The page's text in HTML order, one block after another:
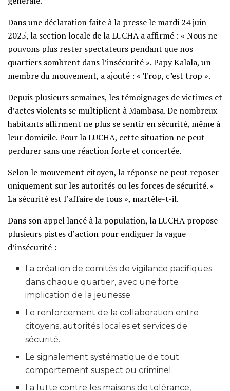
Dans une déclaration faite à la presse le mardi 24 juin
2025, la section locale de la LUCHA a affirmé : « Nous ne
pouvons plus rester spectateurs pendant que nos
quartiers sombrent dans l’insécurité ». Papy Kalala, un
membre du mouvement, a ajouté : « Trop, c’est trop ».
Depuis plusieurs semaines, les témoignages de victimes et
d’actes violents se multiplient à Mambasa. De nombreux
habitants affirment ne plus se sentir en sécurité, même à
leur domicile. Pour la LUCHA, cette situation ne peut
perdurer sans une réaction forte et concertée.
Selon le mouvement citoyen, la réponse ne peut reposer
uniquement sur les autorités ou les forces de sécurité. «
La sécurité est l’affaire de tous », martèle-t-il.
Dans son appel lancé à la population, la LUCHA propose
plusieurs pistes d’action pour endiguer la vague
d’insécurité :
La création de comités de vigilance pacifiques
dans chaque quartier, avec une forte
implication de la jeunesse.
Le renforcement de la collaboration entre
citoyens, autorités locales et services de
sécurité.
Le signalement systématique de tout
comportement suspect ou criminel.
La lutte contre les maisons de tolérance,